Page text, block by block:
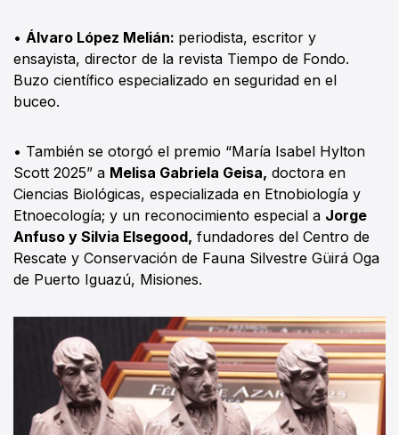
• Álvaro López Melián: periodista, escritor y
ensayista, director de la revista Tiempo de Fondo.
Buzo científico especializado en seguridad en el
buceo.
• También se otorgó el premio “María Isabel Hylton
Scott 2025” a Melisa Gabriela Geisa, doctora en
Ciencias Biológicas, especializada en Etnobiología y
Etnoecología; y un reconocimiento especial a Jorge
Anfuso y Silvia Elsegood, fundadores del Centro de
Rescate y Conservación de Fauna Silvestre Güirá Oga
de Puerto Iguazú, Misiones.